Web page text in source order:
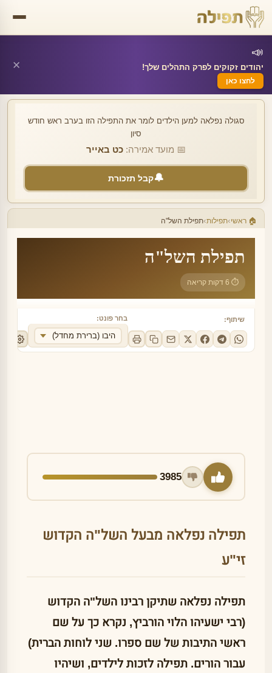
📣
יהודים זקוקים לפרק התהלים שלך!
לחצו כאן
✕
סגולה נפלאה למען הילדים לומר את התפילה הזו בערב ראש חודש
סיון
כט באייר
🔔קבל תזכורת
🔔 הגדרת תזכורת
המשך לאימות מייל ←
🏠 ראשי›תפילות›תפילת השל"ה
תפילת השל"ה
⏱ 6 דקות קריאה
שיתוף: בחר פונט:
היבו (ברירת מחדל)
3985
תפילה נפלאה מבעל השל"ה הקדוש
זי"ע
תפילה נפלאה שתיקן רבינו השל"ה הקדוש
(רבי ישעיהו הלוי הורביץ, נקרא כך על שם
ראשי התיבות של שם ספרו. שני לוחות הברית)
עבור הורים. תפילה לזכות לילדים, ושיהיו